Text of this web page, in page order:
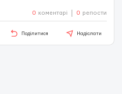
0 коментарі 0 репости
Поділитися Надіслати